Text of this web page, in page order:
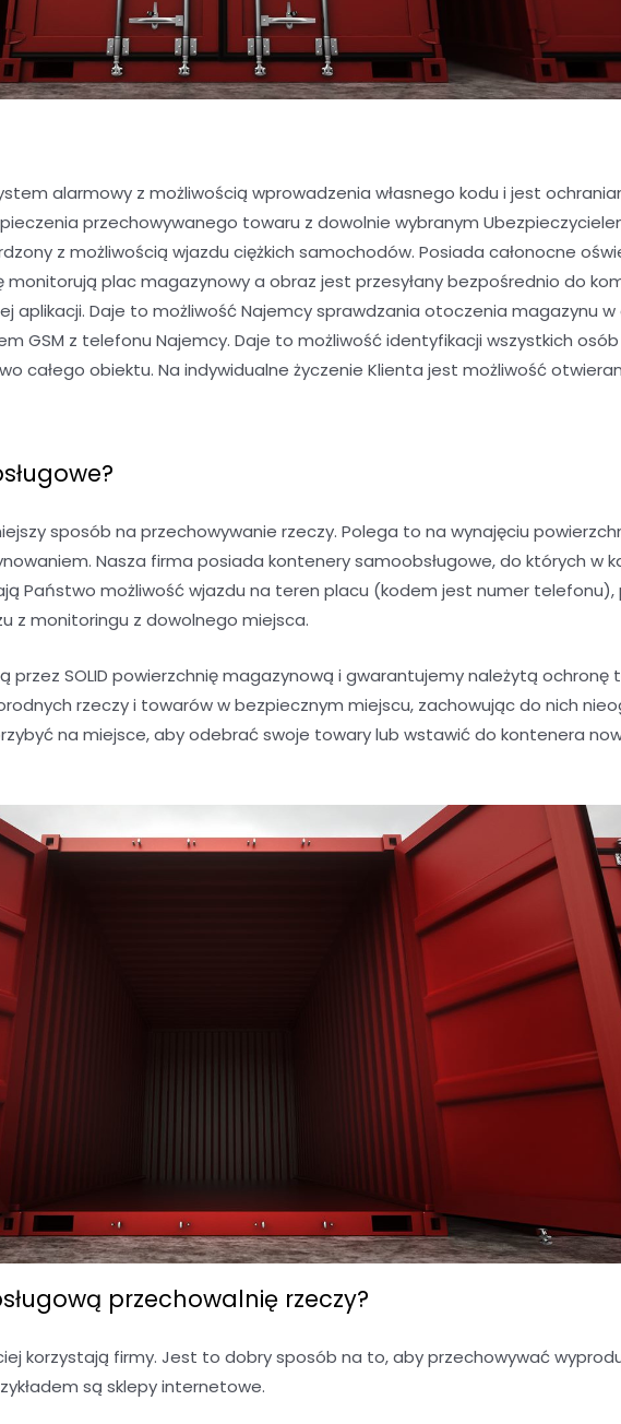
alarmowy z możliwością wprowadzenia własnego kodu i jest
przechowywanego towaru z dowolnie wybranym
z możliwością wjazdu ciężkich samochodów. Posiada całonocne
monitorują plac magazynowy a obraz jest przesyłany bezpośrednio do
aplikacji. Daje to możliwość Najemcy sprawdzania otoczenia magazynu
GSM z telefonu Najemcy. Daje to możliwość identyfikacji wszystkich
całego obiektu. Na indywidualne życzenie Klienta jest możliwość
sposób na przechowywanie rzeczy. Polega to na wynajęciu
Nasza firma posiada kontenery samoobsługowe, do których w
Państwo możliwość wjazdu na teren placu (kodem jest numer telefonu),
z monitoringu z dowolnego miejsca.
SOLID powierzchnię magazynową i gwarantujemy należytą ochronę
rzeczy i towarów w bezpiecznym miejscu, zachowując do nich
na miejsce, aby odebrać swoje towary lub wstawić do kontenera
przechowalnię rzeczy?
korzystają firmy. Jest to dobry sposób na to, aby przechowywać
są sklepy internetowe.